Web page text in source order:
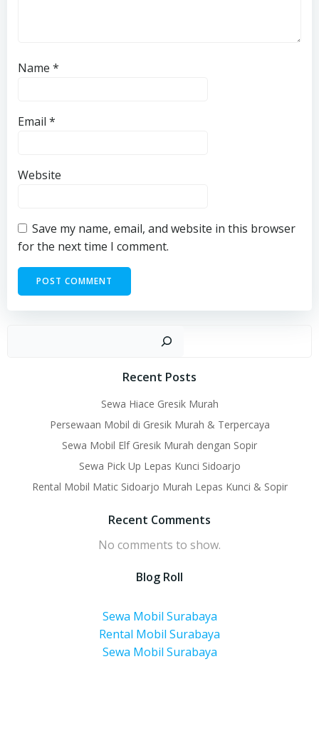
Name *
Email *
Website
Save my name, email, and website in this browser
for the next time I comment.
Recent Posts
Sewa Hiace Gresik Murah
Persewaan Mobil di Gresik Murah & Terpercaya
Sewa Mobil Elf Gresik Murah dengan Sopir
Sewa Pick Up Lepas Kunci Sidoarjo
Rental Mobil Matic Sidoarjo Murah Lepas Kunci & Sopir
Recent Comments
No comments to show.
Blog Roll
Sewa Mobil Surabaya
Rental Mobil Surabaya
Sewa Mobil Surabaya